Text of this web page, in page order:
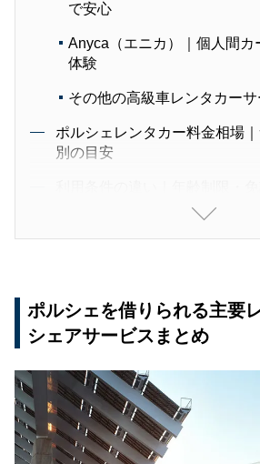
で安心
Anyca（エニカ）｜個人間カ
体験
その他の高級車レンタカー
ポルシェレンタカー料金相場
別の目安
利用シーン別おすすめ｜目的
旅行・長距離ドライブにおす
利用者口コミと評判｜ポルシ
ルな声
まとめ
ポルシェを借りられる主要
シェアサービスまとめ